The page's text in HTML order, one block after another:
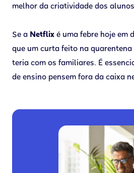
melhor da criatividade dos
Se a Netflix é uma febre hoje em
que um curta feito na
teria com os familiares. É
de ensino pensem fora da caixa